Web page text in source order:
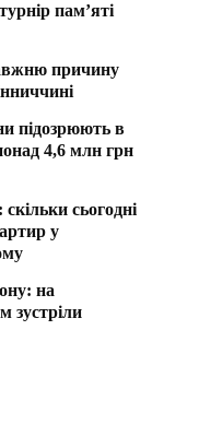
пам’яті
причину
підозрюють в
4,6 млн грн
сьогодні
у
на
зустріли